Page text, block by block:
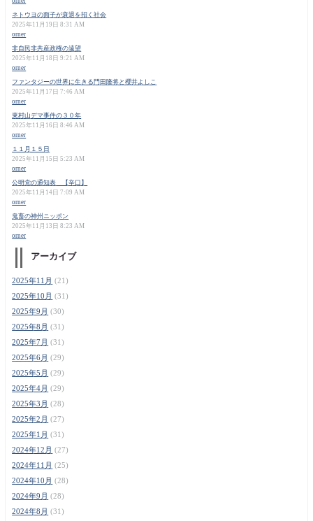
ネトウヨの面子が衰退を招く社会
2025年11月19日 8:31 AM
orner
非自民非共産政権の遠望
2025年11月18日 9:21 AM
orner
ファンタジーの世界に生きる門田隆将と櫻井よしこ
2025年11月17日 7:46 AM
orner
東村山デマ事件の３０年
2025年11月16日 8:46 AM
orner
１１月１５日
2025年11月15日 5:23 AM
orner
公明党の通知表 【辛口】
2025年11月14日 7:09 AM
orner
鬼畜の神州ニッポン
2025年11月13日 8:23 AM
orner
アーカイブ
2025年11月 (21)
2025年10月 (31)
2025年9月 (30)
2025年8月 (31)
2025年7月 (31)
2025年6月 (29)
2025年5月 (29)
2025年4月 (29)
2025年3月 (28)
2025年2月 (27)
2025年1月 (31)
2024年12月 (27)
2024年11月 (25)
2024年10月 (28)
2024年9月 (28)
2024年8月 (31)